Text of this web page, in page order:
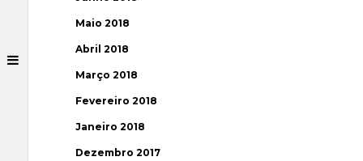
Maio 2018
Abril 2018
Março 2018
Fevereiro 2018
Janeiro 2018
Dezembro 2017